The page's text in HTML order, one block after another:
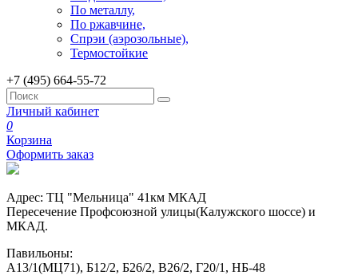
По металлу,
По ржавчине,
Спрэи (аэрозольные),
Термостойкие
+7 (495) 664-55-72
Личный кабинет
0
Корзина
Оформить заказ
Адрес: ТЦ "Мельница" 41км МКАД
Пересечение Профсоюзной улицы(Калужского шоссе) и
МКАД.
Павильоны:
А13/1(МЦ71), Б12/2, Б26/2, В26/2, Г20/1, НБ-48